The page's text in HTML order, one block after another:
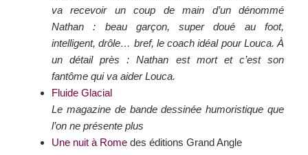
va recevoir un coup de main d’un dénommé
Nathan : beau garçon, super doué au foot,
intelligent, drôle… bref, le coach idéal pour Louca. À
un détail près : Nathan est mort et c’est son
fantôme qui va aider Louca.
Fluide Glacial
Le magazine de bande dessinée humoristique que
l’on ne présente plus
Une nuit à Rome des éditions Grand Angle